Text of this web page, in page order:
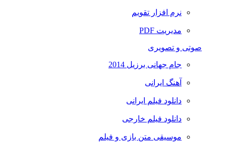
نرم افزار تقویم
مدیریت PDF
صوتی و تصویری
جام جهانی برزیل 2014
آهنگ ایرانی
دانلود فیلم ایرانی
دانلود فیلم خارجی
موسیقی متن بازی و فیلم